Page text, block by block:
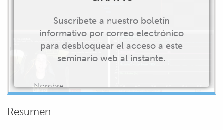
Suscríbete a nuestro boletín
informativo por correo electrónico
para desbloquear el acceso a este
seminario web al instante.
Nombre
Resumen